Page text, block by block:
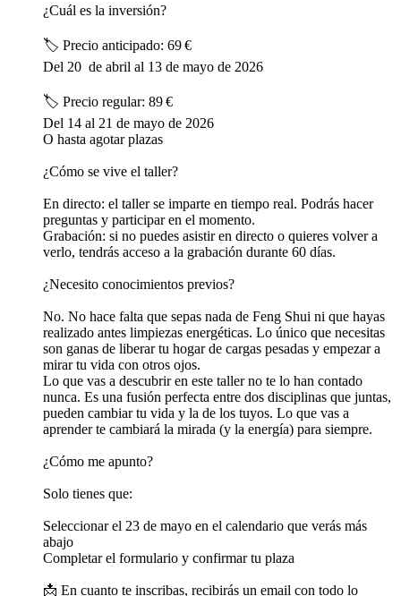
¿Cuál es la inversión?
🏷️ Precio anticipado: 69 €
Del 20 de abril al 13 de mayo de 2026
🏷️ Precio regular: 89 €
Del 14 al 21 de mayo de 2026
O hasta agotar plazas
¿Cómo se vive el taller?
En directo: el taller se imparte en tiempo real. Podrás hacer
preguntas y participar en el momento.
Grabación: si no puedes asistir en directo o quieres volver a
verlo, tendrás acceso a la grabación durante 60 días.
¿Necesito conocimientos previos?
No. No hace falta que sepas nada de Feng Shui ni que hayas
realizado antes limpiezas energéticas. Lo único que necesitas
son ganas de liberar tu hogar de cargas pesadas y empezar a
mirar tu vida con otros ojos.
Lo que vas a descubrir en este taller no te lo han contado
nunca. Es una fusión perfecta entre dos disciplinas que juntas,
pueden cambiar tu vida y la de los tuyos. Lo que vas a
aprender te cambiará la mirada (y la energía) para siempre.
¿Cómo me apunto?
Solo tienes que:
Seleccionar el 23 de mayo en el calendario que verás más
abajo
Completar el formulario y confirmar tu plaza
📩 En cuanto te inscribas, recibirás un email con todo lo